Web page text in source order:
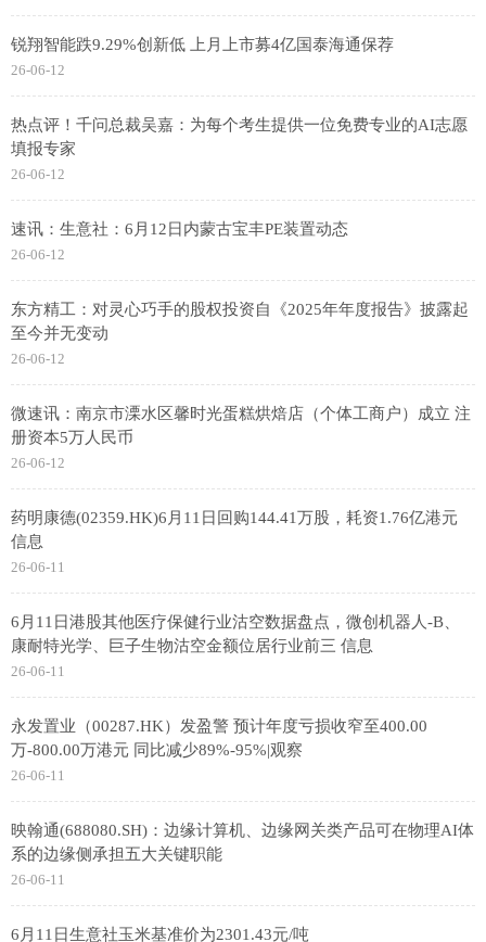
锐翔智能跌9.29%创新低 上月上市募4亿国泰海通保荐
26-06-12
热点评！千问总裁吴嘉：为每个考生提供一位免费专业的AI志愿
填报专家
26-06-12
速讯：生意社：6月12日内蒙古宝丰PE装置动态
26-06-12
东方精工：对灵心巧手的股权投资自《2025年年度报告》披露起
至今并无变动
26-06-12
微速讯：南京市溧水区馨时光蛋糕烘焙店（个体工商户）成立 注
册资本5万人民币
26-06-12
药明康德(02359.HK)6月11日回购144.41万股，耗资1.76亿港元
信息
26-06-11
6月11日港股其他医疗保健行业沽空数据盘点，微创机器人-B、
康耐特光学、巨子生物沽空金额位居行业前三 信息
26-06-11
永发置业（00287.HK）发盈警 预计年度亏损收窄至400.00
万-800.00万港元 同比减少89%-95%|观察
26-06-11
映翰通(688080.SH)：边缘计算机、边缘网关类产品可在物理AI体
系的边缘侧承担五大关键职能
26-06-11
6月11日生意社玉米基准价为2301.43元/吨